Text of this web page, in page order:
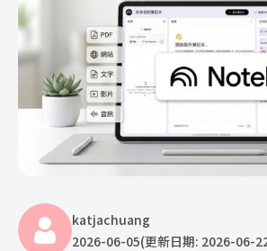
katjachuang
2026-06-05(更新日期: 2026-06-